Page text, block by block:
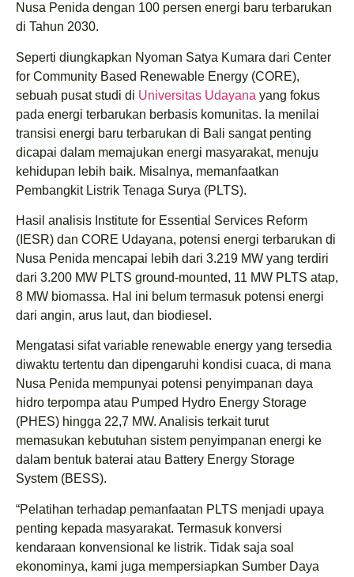
Nusa Penida dengan 100 persen energi baru terbarukan
di Tahun 2030.
Seperti diungkapkan Nyoman Satya Kumara dari Center
for Community Based Renewable Energy (CORE),
sebuah pusat studi di Universitas Udayana yang fokus
pada energi terbarukan berbasis komunitas. Ia menilai
transisi energi baru terbarukan di Bali sangat penting
dicapai dalam memajukan energi masyarakat, menuju
kehidupan lebih baik. Misalnya, memanfaatkan
Pembangkit Listrik Tenaga Surya (PLTS).
Hasil analisis Institute for Essential Services Reform
(IESR) dan CORE Udayana, potensi energi terbarukan di
Nusa Penida mencapai lebih dari 3.219 MW yang terdiri
dari 3.200 MW PLTS ground-mounted, 11 MW PLTS atap,
8 MW biomassa. Hal ini belum termasuk potensi energi
dari angin, arus laut, dan biodiesel.
Mengatasi sifat variable renewable energy yang tersedia
diwaktu tertentu dan dipengaruhi kondisi cuaca, di mana
Nusa Penida mempunyai potensi penyimpanan daya
hidro terpompa atau Pumped Hydro Energy Storage
(PHES) hingga 22,7 MW. Analisis terkait turut
memasukan kebutuhan sistem penyimpanan energi ke
dalam bentuk baterai atau Battery Energy Storage
System (BESS).
“Pelatihan terhadap pemanfaatan PLTS menjadi upaya
penting kepada masyarakat. Termasuk konversi
kendaraan konvensional ke listrik. Tidak saja soal
ekonominya, kami juga mempersiapkan Sumber Daya